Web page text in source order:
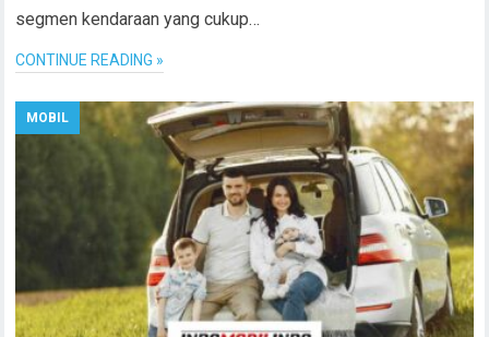
segmen kendaraan yang cukup…
CONTINUE READING »
MOBIL